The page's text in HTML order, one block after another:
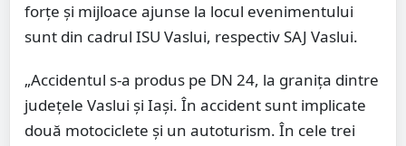
forțe și mijloace ajunse la locul evenimentului
sunt din cadrul ISU Vaslui, respectiv SAJ Vaslui.
„Accidentul s-a produs pe DN 24, la granița dintre
județele Vaslui și Iași. În accident sunt implicate
două motociclete și un autoturism. În cele trei